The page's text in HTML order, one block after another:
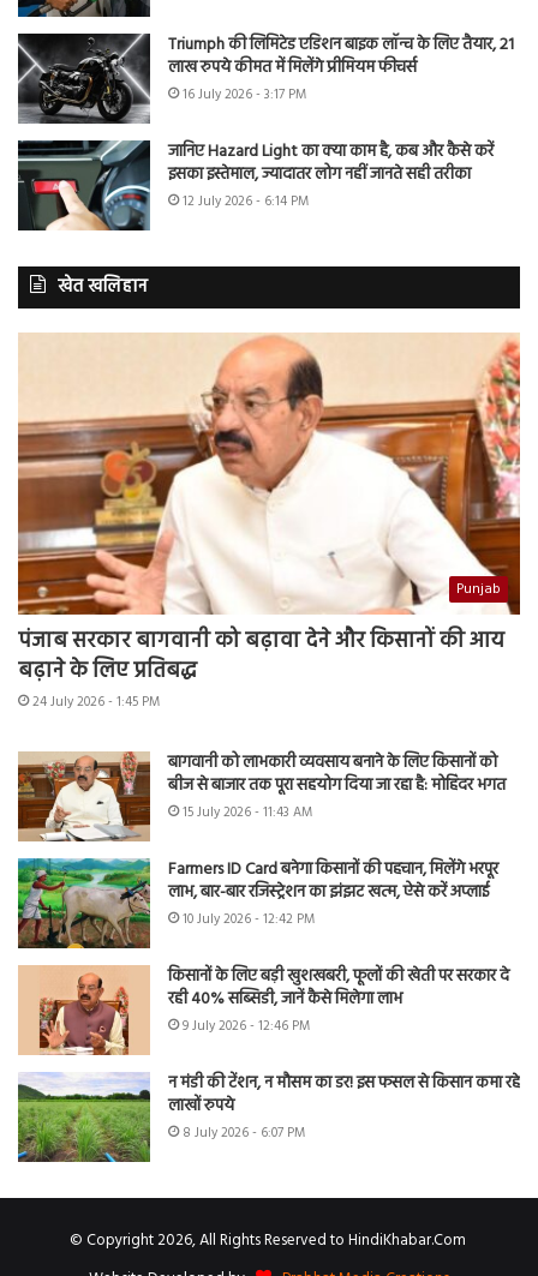
Triumph की लिमिटेड एडिशन बाइक लॉन्च के लिए तैयार, 21
लाख रुपये कीमत में मिलेंगे प्रीमियम फीचर्स
16 July 2026 - 3:17 PM
जानिए Hazard Light का क्या काम है, कब और कैसे करें
इसका इस्तेमाल, ज्यादातर लोग नहीं जानते सही तरीका
12 July 2026 - 6:14 PM
खेत खलिहान
Punjab
पंजाब सरकार बागवानी को बढ़ावा देने और किसानों की आय
बढ़ाने के लिए प्रतिबद्ध
24 July 2026 - 1:45 PM
बागवानी को लाभकारी व्यवसाय बनाने के लिए किसानों को
बीज से बाजार तक पूरा सहयोग दिया जा रहा है: मोहिंदर भगत
15 July 2026 - 11:43 AM
Farmers ID Card बनेगा किसानों की पहचान, मिलेंगे भरपूर
लाभ, बार-बार रजिस्ट्रेशन का झंझट खत्म, ऐसे करें अप्लाई
10 July 2026 - 12:42 PM
किसानों के लिए बड़ी खुशखबरी, फूलों की खेती पर सरकार दे
रही 40% सब्सिडी, जानें कैसे मिलेगा लाभ
9 July 2026 - 12:46 PM
न मंडी की टेंशन, न मौसम का डर! इस फसल से किसान कमा रहे
लाखों रुपये
8 July 2026 - 6:07 PM
© Copyright 2026, All Rights Reserved to HindiKhabar.Com